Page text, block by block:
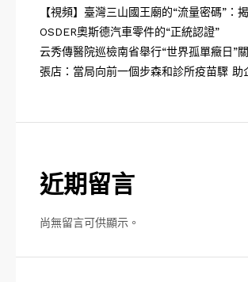
【視頻】臺灣三山國王廟的“流量密碼”：
OSDER奧斯德汽車零件的“正統認證”
云秀傳醫院巡檢南省舉行“世界孤單癥日”
張店：當局向前一個步森和診所疫苗驟 助
近期留言
尚無留言可供顯示。